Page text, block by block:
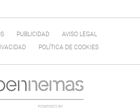
PUBLICIDAD
AVISO LEGAL
POLÍTICA DE COOKIES